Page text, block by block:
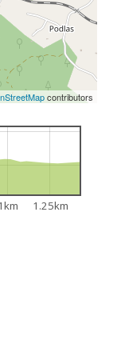
contributors
1.25km